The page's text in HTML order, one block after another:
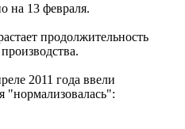
на 13 февраля.
продолжительность
2011 года ввели
"нормализовалась":